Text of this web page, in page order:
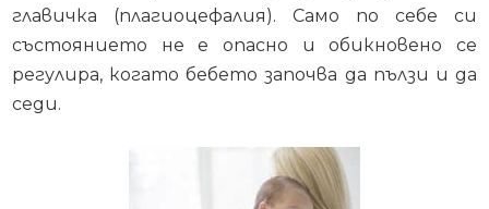
главичка (плагиоцефалия). Само по себе си
състоянието не е опасно и обикновено се
регулира, когато бебето започва да пълзи и да
седи.